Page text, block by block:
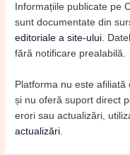
Informațiile publicate pe
sunt documentate din
editoriale a site-ului .
fără notificare prealabilă.
Platforma nu este
și nu oferă suport direct
erori sau actualizări,
actualizări